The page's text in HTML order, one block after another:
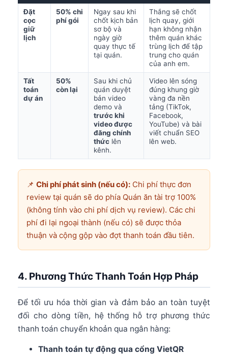
Đặt
cọc
giữ
lịch
50% chi
phí gói
Ngay sau khi
chốt kịch bản
sơ bộ và
ngày giờ
quay thực tế
tại quán.
Thắng sẽ chốt
lịch quay, giới
hạn không nhận
thêm quán khác
trùng lịch để tập
trung cho quán
của anh em.
Tất
toán
dự án
50%
còn lại
Sau khi chủ
quán duyệt
bản video
demo và
trước khi
video được
đăng chính
thức lên
kênh.
Video lên sóng
đúng khung giờ
vàng đa nền
tảng (TikTok,
Facebook,
YouTube) và bài
viết chuẩn SEO
lên web.
📌 Chi phí phát sinh (nếu có): Chi phí thực đơn
review tại quán sẽ do phía Quán ăn tài trợ 100%
(không tính vào chi phí dịch vụ review). Các chi
phí đi lại ngoại thành (nếu có) sẽ được thỏa
thuận và cộng gộp vào đợt thanh toán đầu tiên.
4. Phương Thức Thanh Toán Hợp Pháp
Để tối ưu hóa thời gian và đảm bảo an toàn tuyệt
đối cho dòng tiền, hệ thống hỗ trợ phương thức
thanh toán chuyển khoản qua ngân hàng:
Thanh toán tự động qua cổng VietQR